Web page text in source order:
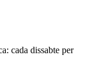
cada dissabte per